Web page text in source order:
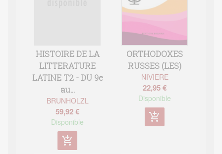
HISTOIRE DE LA
LITTERATURE
LATINE T2 - DU 9e
au...
BRUNHOLZL
59,92 €
Disponible
add_shopping_cart
ORTHODOXES
RUSSES (LES)
NIVIERE
22,95 €
Disponible
add_shopping_cart